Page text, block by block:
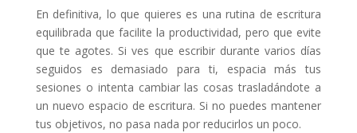
En definitiva, lo que quieres es una rutina de escritura
equilibrada que facilite la productividad, pero que evite
que te agotes. Si ves que escribir durante varios días
seguidos es demasiado para ti, espacia más tus
sesiones o intenta cambiar las cosas trasladándote a
un nuevo espacio de escritura. Si no puedes mantener
tus objetivos, no pasa nada por reducirlos un poco.